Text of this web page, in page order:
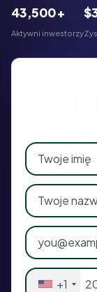
43,500+
Aktywni inwestorzy
+1